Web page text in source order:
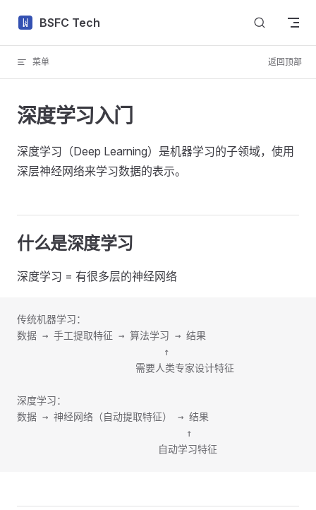
Skip to content
BSFC Tech
菜单 返回顶部
深度学习入门
深度学习（Deep Learning）是机器学习的子领域，使用
深层神经网络来学习数据的表示。
什么是深度学习
深度学习 = 有很多层的神经网络
传统机器学习：
数据 → 手工提取特征 → 算法学习 → 结果
                          ↑
                     需要人类专家设计特征
深度学习：
数据 → 神经网络（自动提取特征） → 结果
                              ↑
                         自动学习特征